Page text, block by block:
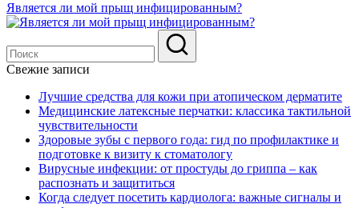
Является ли мой прыщ инфицированным?
Свежие записи
Лучшие средства для кожи при атопическом дерматите
Медицинские латексные перчатки: классика тактильной
чувствительности
Здоровые зубы с первого года: гид по профилактике и
подготовке к визиту к стоматологу
Вирусные инфекции: от простуды до гриппа – как
распознать и защититься
Когда следует посетить кардиолога: важные сигналы и